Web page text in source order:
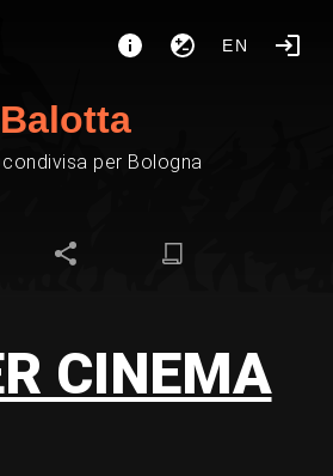
EN
Balotta
per Bologna
CINEMA